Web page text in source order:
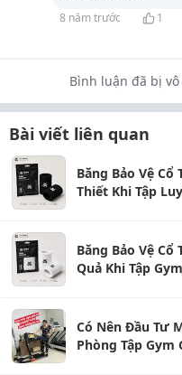
8 năm trước 1
Bình luận đã bị
Bài viết liên quan
Băng Bảo Vệ Cổ
Thiết Khi Tập
Băng Bảo Vệ Cổ Tay - Hỗ Trợ Cố Định Cổ
Quả Khi Tập
Có Nên Đầu Tư
Phòng Tập Gym